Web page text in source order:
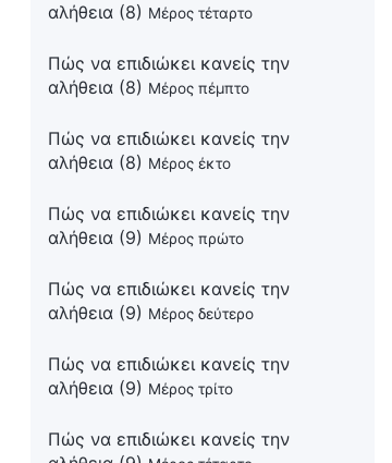
αλήθεια (8) Μέρος τέταρτο
Πώς να επιδιώκει κανείς την
αλήθεια (8) Μέρος πέμπτο
Πώς να επιδιώκει κανείς την
αλήθεια (8) Μέρος έκτο
Πώς να επιδιώκει κανείς την
αλήθεια (9) Μέρος πρώτο
Πώς να επιδιώκει κανείς την
αλήθεια (9) Μέρος δεύτερο
Πώς να επιδιώκει κανείς την
αλήθεια (9) Μέρος τρίτο
Πώς να επιδιώκει κανείς την